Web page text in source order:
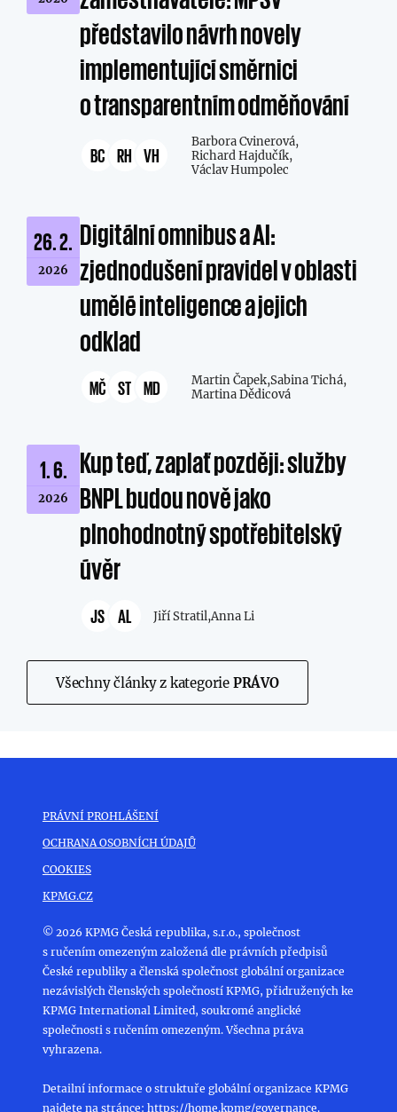
představilo návrh novely
implementující směrnici
o transparentním odměňování
BC RH VH
Barbora Cvinerová,
Richard Hajdučík,
Václav Humpolec
26. 2.
2026
Digitální omnibus a AI:
zjednodušení pravidel v oblasti
umělé inteligence a jejich
odklad
MČ ST MD Martin Čapek,Sabina Tichá,
Martina Dědicová
1. 6.
2026
Kup teď, zaplať později: služby
BNPL budou nově jako
plnohodnotný spotřebitelský
úvěr
JS AL Jiří Stratil,Anna Li
Všechny články z kategorie PRÁVO
PRÁVNÍ PROHLÁŠENÍ
OCHRANA OSOBNÍCH ÚDAJŮ
COOKIES
KPMG.CZ
© 2026 KPMG Česká republika, s.r.o., společnost
s ručením omezeným založená dle právních předpisů
České republiky a členská společnost globální organizace
nezávislých členských společností KPMG, přidružených ke
KPMG International Limited, soukromé anglické
společnosti s ručením omezeným. Všechna práva
vyhrazena.
Detailní informace o struktuře globální organizace KPMG
najdete na stránce: https://home.kpmg/governance.